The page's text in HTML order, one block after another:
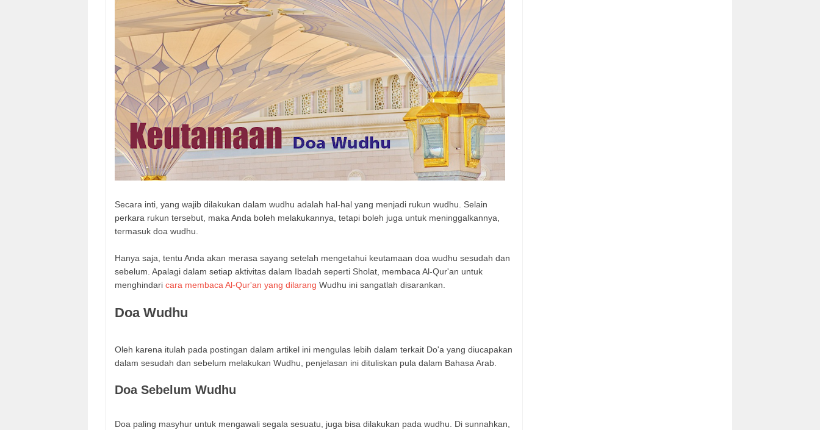
Secara inti, yang wajib dilakukan dalam wudhu adalah hal-hal yang menjadi rukun wudhu. Selain
perkara rukun tersebut, maka Anda boleh melakukannya, tetapi boleh juga untuk meninggalkannya,
termasuk doa wudhu.
Hanya saja, tentu Anda akan merasa sayang setelah mengetahui keutamaan doa wudhu sesudah dan
sebelum. Apalagi dalam setiap aktivitas dalam Ibadah seperti Sholat, membaca Al-Qur'an untuk
menghindari cara membaca Al-Qur'an yang dilarang Wudhu ini sangatlah disarankan.
Doa Wudhu
Oleh karena itulah pada postingan dalam artikel ini mengulas lebih dalam terkait Do'a yang diucapakan
dalam sesudah dan sebelum melakukan Wudhu, penjelasan ini dituliskan pula dalam Bahasa Arab.
Doa Sebelum Wudhu
Doa paling masyhur untuk mengawali segala sesuatu, juga bisa dilakukan pada wudhu. Di sunnahkan,